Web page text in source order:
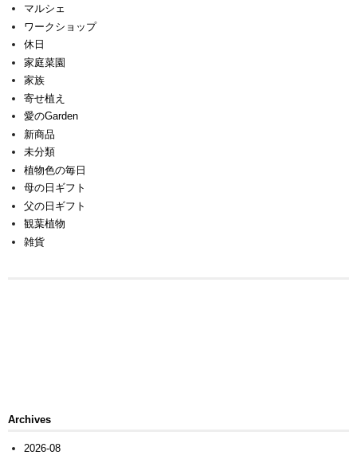
マルシェ
ワークショップ
休日
家庭菜園
家族
寄せ植え
愛のGarden
新商品
未分類
植物色の毎日
母の日ギフト
父の日ギフト
観葉植物
雑貨
Archives
2026-08